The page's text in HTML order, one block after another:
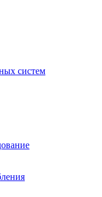
систем